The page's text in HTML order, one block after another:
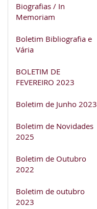
Biografias / In
Memoriam
Boletim Bibliografia e
Vária
BOLETIM DE
FEVEREIRO 2023
Boletim de Junho 2023
Boletim de Novidades
2025
Boletim de Outubro
2022
Boletim de outubro
2023